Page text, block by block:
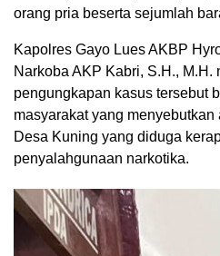
orang pria beserta sejumlah
Kapolres Gayo Lues AKBP
Narkoba AKP Kabri, S.H., M.H.
pengungkapan kasus tersebut
masyarakat yang
Desa Kuning yang diduga
penyalahgunaan narkotika.